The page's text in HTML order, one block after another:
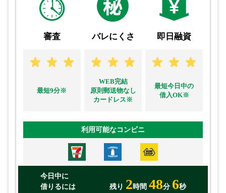
審査
最短9分※
バレにくさ
WEB完結
原則郵送物なし
カードレス※
即日融資
最短今日中の
借入OK※
利用可能なコンビニ
今日中に
借りるには
残り 2時間 48分 5秒